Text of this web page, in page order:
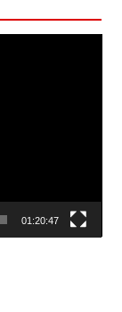
01:20:47